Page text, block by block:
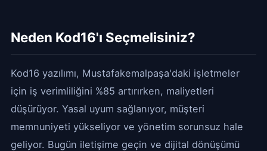
Neden Kod16'ı Seçmelisiniz?
Kod16 yazılımı, Mustafakemalpaşa'daki işletmeler
için iş verimliliğini %85 artırırken, maliyetleri
düşürüyor. Yasal uyum sağlanıyor, müşteri
memnuniyeti yükseliyor ve yönetim sorunsuz hale
geliyor. Bugün iletişime geçin ve dijital dönüşümü